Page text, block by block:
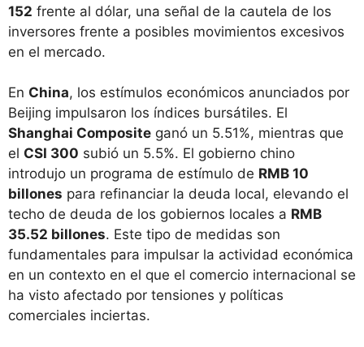
152 frente al dólar, una señal de la cautela de los
inversores frente a posibles movimientos excesivos
en el mercado.
En China, los estímulos económicos anunciados por
Beijing impulsaron los índices bursátiles. El
Shanghai Composite ganó un 5.51%, mientras que
el CSI 300 subió un 5.5%. El gobierno chino
introdujo un programa de estímulo de RMB 10
billones para refinanciar la deuda local, elevando el
techo de deuda de los gobiernos locales a RMB
35.52 billones. Este tipo de medidas son
fundamentales para impulsar la actividad económica
en un contexto en el que el comercio internacional se
ha visto afectado por tensiones y políticas
comerciales inciertas.